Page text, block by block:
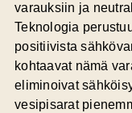
varauksiin ja
Teknologia
positiivista
kohtaavat nämä
eliminoivat
vesipisarat